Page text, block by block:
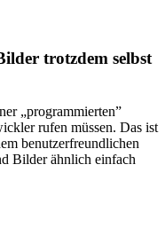
trotzdem selbst
„programmierten”
rufen müssen. Das ist
benutzerfreundlichen
Bilder ähnlich einfach